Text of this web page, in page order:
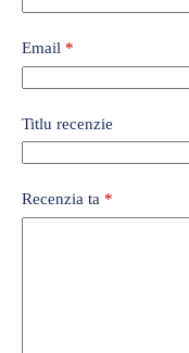
Email *
Titlu recenzie
Recenzia ta *